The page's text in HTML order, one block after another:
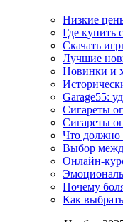
Низкие
Где купить
Скачать
Лучшие
Новинки и
Garage55:
Сигареты
Сигареты
Что должно
Выбор
Онлайн-
Почему
Как